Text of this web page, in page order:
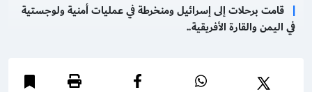
| قامت برحلات إلى إسرائيل ومنخرطة في عمليات أمنية ولوجستية
في اليمن والقارة الأفريقية..